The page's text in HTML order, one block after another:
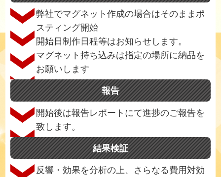
弊社でマグネット作成の場合はそのままポ
スティング開始
開始日制作日程等はお知らせします。
マグネット持ち込みは指定の場所に納品を
お願いします
報告
開始後は報告レポートにて進捗のご報告を
致します。
結果検証
反響・効果を分析の上、さらなる費用対効